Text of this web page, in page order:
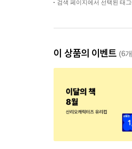
검색 페이지에서 선택된 태
이 상품의 이벤트 (6